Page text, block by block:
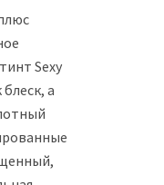
Sexy
а